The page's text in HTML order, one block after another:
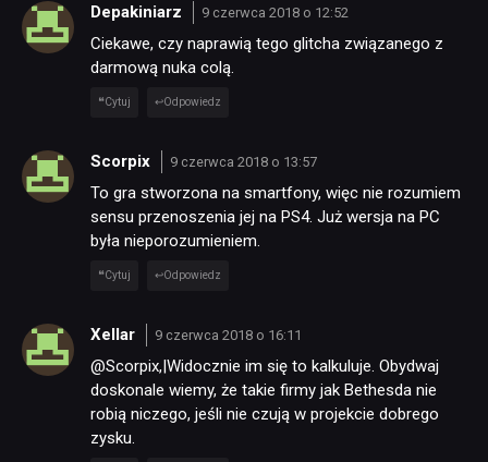
Depakiniarz 9 czerwca 2018 o 12:52
Ciekawe, czy naprawią tego glitcha związanego z
darmową nuka colą.
Cytuj Odpowiedz
Scorpix 9 czerwca 2018 o 13:57
To gra stworzona na smartfony, więc nie rozumiem
sensu przenoszenia jej na PS4. Już wersja na PC
była nieporozumieniem.
Cytuj Odpowiedz
Xellar 9 czerwca 2018 o 16:11
@Scorpix,|Widocznie im się to kalkuluje. Obydwaj
doskonale wiemy, że takie firmy jak Bethesda nie
robią niczego, jeśli nie czują w projekcie dobrego
zysku.